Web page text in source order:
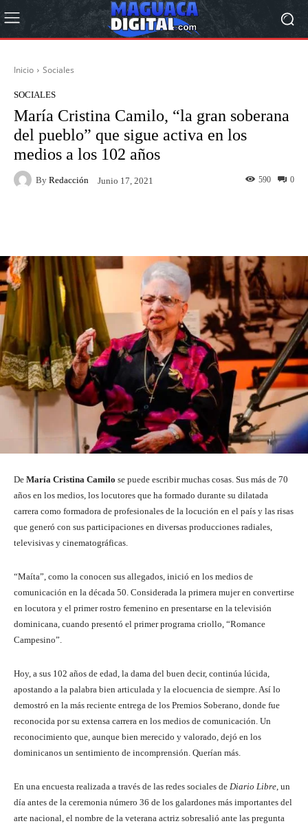
Inicio Sociales
SOCIALES
María Cristina Camilo, “la gran soberana
del pueblo” que sigue activa en los
medios a los 102 años
By Redacción Junio 17, 2021 0
590
De María Cristina Camilo se puede escribir muchas cosas. Sus más de 70
años en los medios, los locutores que ha formado durante su dilatada
carrera como formadora de profesionales de la locución en el país y las risas
que generó con sus participaciones en diversas producciones radiales,
televisivas y cinematográficas.
“Maíta”, como la conocen sus allegados, inició en los medios de
comunicación en la década 50. Considerada la primera mujer en convertirse
en locutora y el primer rostro femenino en presentarse en la televisión
dominicana, cuando presentó el primer programa criollo, “Romance
Campesino”.
Hoy, a sus 102 años de edad, la dama del buen decir, continúa lúcida,
apostando a la palabra bien articulada y la elocuencia de siempre. Así lo
demostró en la más reciente entrega de los Premios Soberano, donde fue
reconocida por su extensa carrera en los medios de comunicación. Un
reconocimiento que, aunque bien merecido y valorado, dejó en los
dominicanos un sentimiento de incomprensión. Querían más.
En una encuesta realizada a través de las redes sociales de Diario Libre, un
día antes de la ceremonia número 36 de los galardones más importantes del
arte nacional, el nombre de la veterana actriz sobresalió ante las pregunta